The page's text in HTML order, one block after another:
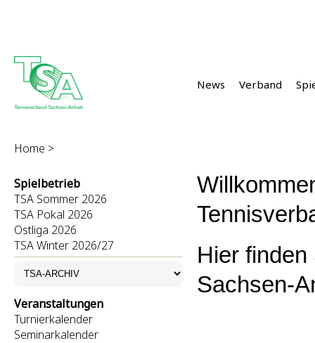
News Verband
Home >
Spielbetrieb
TSA Sommer 2026
TSA Pokal 2026
Ostliga 2026
TSA Winter 2026/27
Veranstaltungen
Turnierkalender
Seminarkalender
Hier finden
Sachsen-